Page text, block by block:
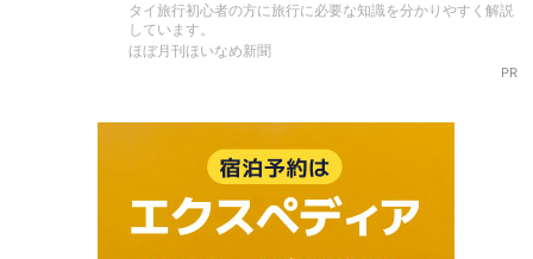
タイ旅行初心者の方に旅行に必要な知識を分かりやすく解説
しています。
ほぼ月刊ほいなめ新聞
PR